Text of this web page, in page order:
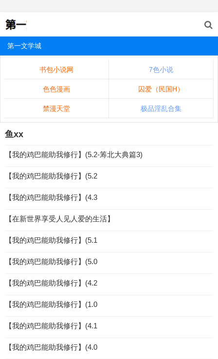
第一文学城
书包小说网 7色小说
色色漫画 囚爱（民国H）
禁漫天堂 极品淫乱合集
鱼xx
【我的鸡巴能助我修行】(5.2-筹北大典篇3)
【我的鸡巴能助我修行】(5.2
【我的鸡巴能助我修行】(4.3
【在新世界享受人见人爱的生活】
【我的鸡巴能助我修行】(5.1
【我的鸡巴能助我修行】(5.0
【我的鸡巴能助我修行】(4.2
【我的鸡巴能助我修行】(1.0
【我的鸡巴能助我修行】(4.1
【我的鸡巴能助我修行】(4.0